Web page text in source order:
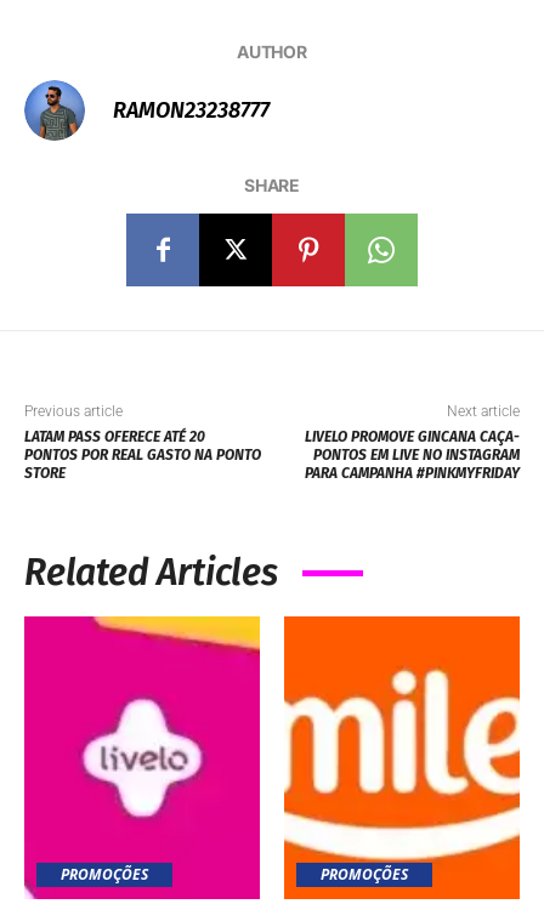
AUTHOR
RAMON23238777
SHARE
Previous article
LATAM PASS OFERECE ATÉ 20
PONTOS POR REAL GASTO NA PONTO
STORE
Next article
LIVELO PROMOVE GINCANA CAÇA-
PONTOS EM LIVE NO INSTAGRAM
PARA CAMPANHA #PINKMYFRIDAY
Related Articles
PROMOÇÕES PROMOÇÕES